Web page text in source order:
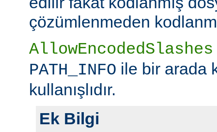
çözümlenmeden
AllowEncodedSlashes
PATH_INFO ile bir arada
kullanışlıdır.
Ek Bilgi